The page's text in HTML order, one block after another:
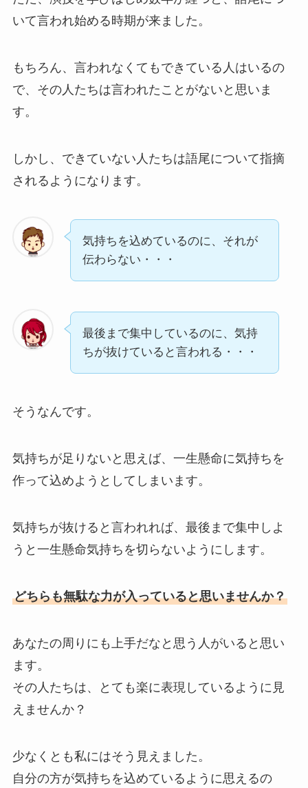
いて言われ始める時期が来ました。
もちろん、言われなくてもできている人はいるの
で、その人たちは言われたことがないと思いま
す。
しかし、できていない人たちは語尾について指摘
されるようになります。
気持ちを込めているのに、それが
伝わらない・・・
最後まで集中しているのに、気持
ちが抜けていると言われる・・・
そうなんです。
気持ちが足りないと思えば、一生懸命に気持ちを
作って込めようとしてしまいます。
気持ちが抜けると言われれば、最後まで集中しよ
うと一生懸命気持ちを切らないようにします。
どちらも無駄な力が入っていると思いませんか？
あなたの周りにも上手だなと思う人がいると思い
ます。
その人たちは、とても楽に表現しているように見
えませんか？
少なくとも私にはそう見えました。
自分の方が気持ちを込めているように思えるの